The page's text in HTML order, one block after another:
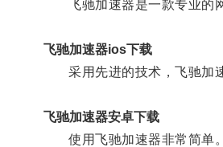
飞驰加速器是一款专业的网
飞驰加速器ios下载
采用先进的技术，飞驰加速
飞驰加速器安卓下载
使用飞驰加速器非常简单。